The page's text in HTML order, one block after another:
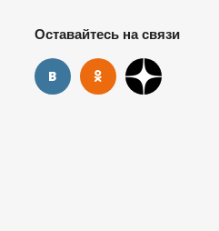
Оставайтесь на связи